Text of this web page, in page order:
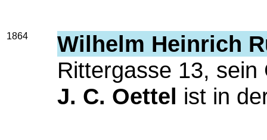
1864
Wilhelm Heinrich
Rittergasse 13,
J. C. Oettel ist in